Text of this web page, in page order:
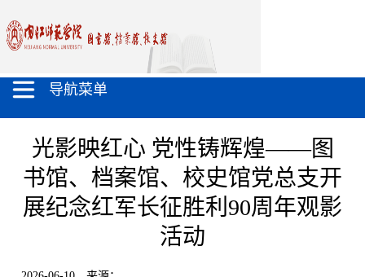
导航菜单
光影映红心 党性铸辉煌——图
书馆、档案馆、校史馆党总支开
展纪念红军长征胜利90周年观影
活动